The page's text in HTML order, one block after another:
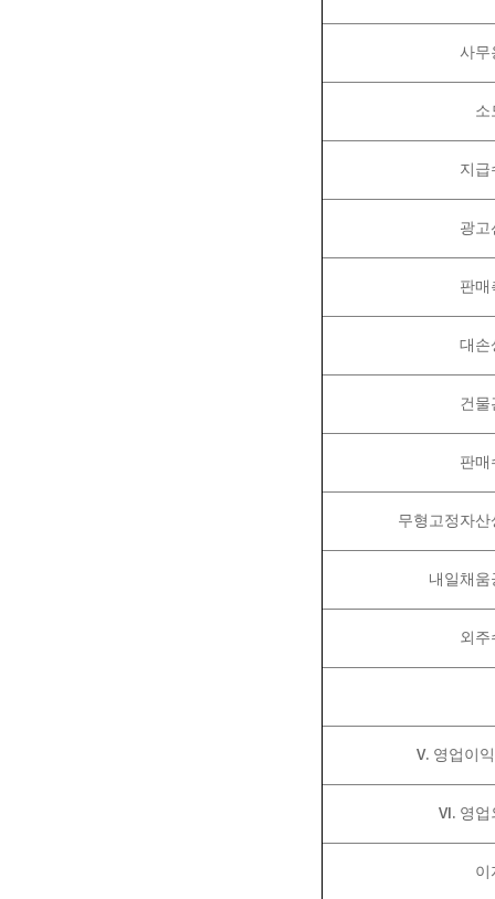
사무
소
지급
광고
판매
대손
건물
판매
무형고정자산
내일채움
외주
V. 영업이익
VI. 영업
이